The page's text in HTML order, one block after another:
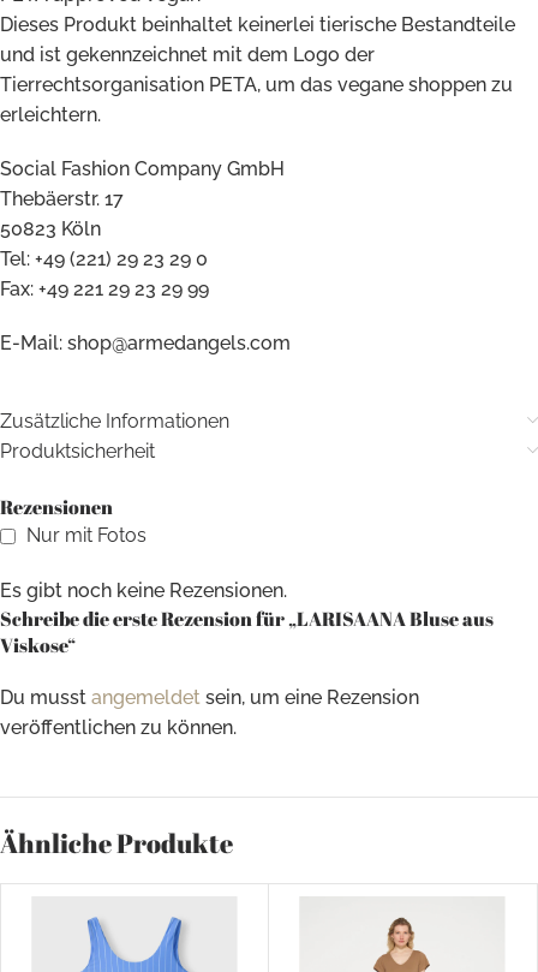
Dieses Produkt beinhaltet keinerlei tierische Bestandteile
und ist gekennzeichnet mit dem Logo der
Tierrechtsorganisation PETA, um das vegane shoppen zu
erleichtern.
Social Fashion Company GmbH
Thebäerstr. 17
50823 Köln
Tel: +49 (221) 29 23 29 0
Fax: +49 221 29 23 29 99
E-Mail: shop@armedangels.com
Zusätzliche Informationen
Produktsicherheit
Rezensionen
Nur mit Fotos
Es gibt noch keine Rezensionen.
Schreibe die erste Rezension für „LARISAANA Bluse aus
Viskose“
Du musst angemeldet sein, um eine Rezension
veröffentlichen zu können.
Ähnliche Produkte